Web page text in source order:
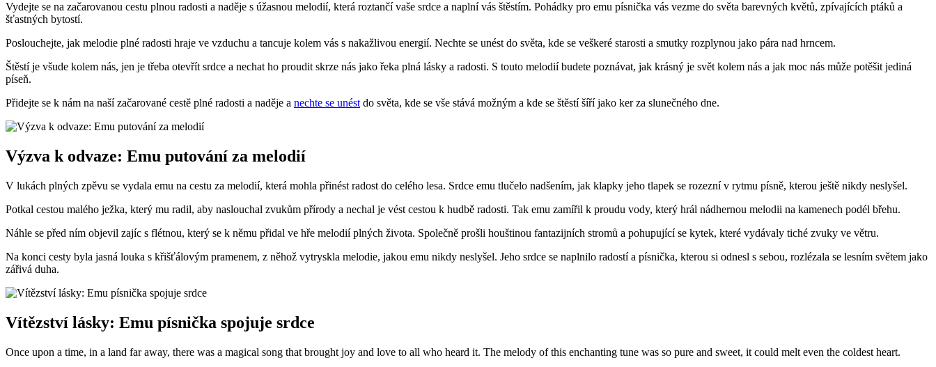
Vydejte se na začarovanou cestu plnou radosti a naděje s úžasnou melodií, která roztančí vaše srdce a naplní vás štěstím. Pohádky pro emu písnička vás vezme do světa barevných květů, zpívajících ptáků a
šťastných bytostí.
Poslouchejte, jak melodie plné radosti hraje ve vzduchu a tancuje kolem vás s nakažlivou energií. Nechte se unést do světa, kde se veškeré starosti a smutky rozplynou jako pára nad hrncem.
Štěstí je všude kolem nás, jen je třeba otevřít srdce a nechat ho proudit skrze nás jako řeka plná lásky a radosti. S touto melodií budete poznávat, jak krásný je svět kolem nás a jak moc nás může potěšit jediná
píseň.
Přidejte se k nám na naší začarované cestě plné radosti a naděje a nechte se unéstdo světa, kde se vše stává možným a kde se štěstí šíří jako ker za slunečného dne.
Výzva k odvaze: Emu putování za melodií
V lukách plných zpěvu se vydala emu na cestu za melodií, která mohla přinést radost do celého lesa. Srdce emu tlučelo nadšením, jak klapky jeho tlapek se rozezní v rytmu písně, kterou ještě nikdy neslyšel.
Potkal cestou malého ježka, který mu radil, aby naslouchal zvukům přírody a nechal je vést cestou k hudbě radosti. Tak emu zamířil k proudu vody, který hrál nádhernou melodii na kamenech podél břehu.
Náhle se před ním objevil zajíc s flétnou, který se k němu přidal ve hře melodií plných života. Společně prošli houštinou fantazijních stromů a pohupující se kytek, které vydávaly tiché zvuky ve větru.
Na konci cesty byla jasná louka s křišťálovým pramenem, z něhož vytryskla melodie, jakou emu nikdy neslyšel. Jeho srdce se naplnilo radostí a písnička, kterou si odnesl s sebou, rozlézala se lesním světem jako
zářivá duha.
Vítězství lásky: Emu písnička spojuje srdce
Once upon a time, in a land far away, there was a magical song that brought joy and love to all who heard it. The melody of this enchanting tune was so pure and sweet, it could melt even the coldest heart.